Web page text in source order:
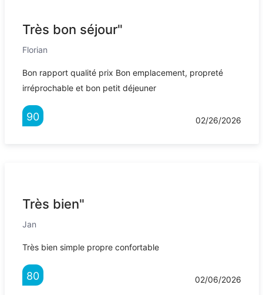
Très bon séjour"
Florian
Bon rapport qualité prix Bon emplacement, propreté
irréprochable et bon petit déjeuner
90 02/26/2026
Très bien"
Jan
Très bien simple propre confortable
80 02/06/2026